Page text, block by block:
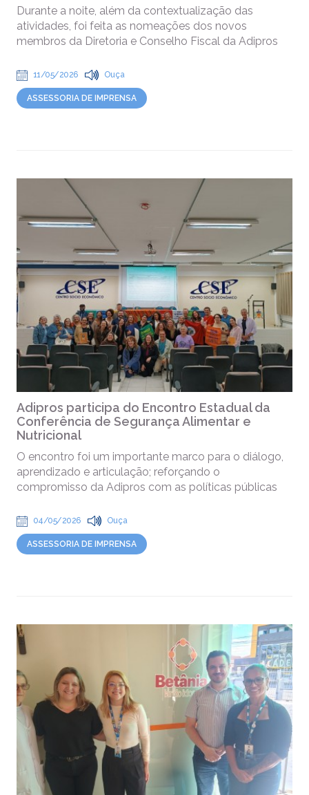
Durante a noite, além da contextualização das
atividades, foi feita as nomeações dos novos
membros da Diretoria e Conselho Fiscal da Adipros
11/05/2026 Ouça
ASSESSORIA DE IMPRENSA
Adipros participa do Encontro Estadual da
Conferência de Segurança Alimentar e
Nutricional
O encontro foi um importante marco para o diálogo,
aprendizado e articulação; reforçando o
compromisso da Adipros com as políticas públicas
04/05/2026 Ouça
ASSESSORIA DE IMPRENSA